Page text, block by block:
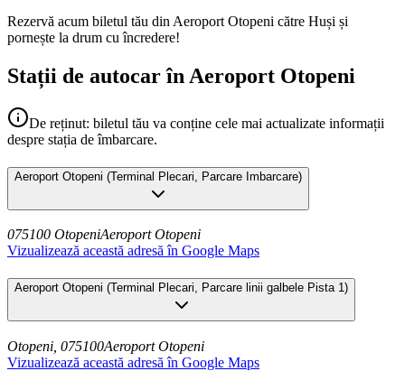
Rezervă acum biletul tău din Aeroport Otopeni către Huși și
pornește la drum cu încredere!
Stații de autocar în Aeroport Otopeni
De reținut: biletul tău va conține cele mai actualizate informații
despre stația de îmbarcare.
Aeroport Otopeni (Terminal Plecari, Parcare Imbarcare)
075100 OtopeniAeroport Otopeni
Vizualizează această adresă în Google Maps
Aeroport Otopeni (Terminal Plecari, Parcare linii galbele Pista 1)
Otopeni, 075100Aeroport Otopeni
Vizualizează această adresă în Google Maps